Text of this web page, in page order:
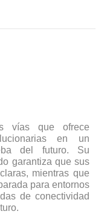
vías que ofrece
en un
del futuro. Su
garantiza que sus
mientras que
para entornos
de conectividad